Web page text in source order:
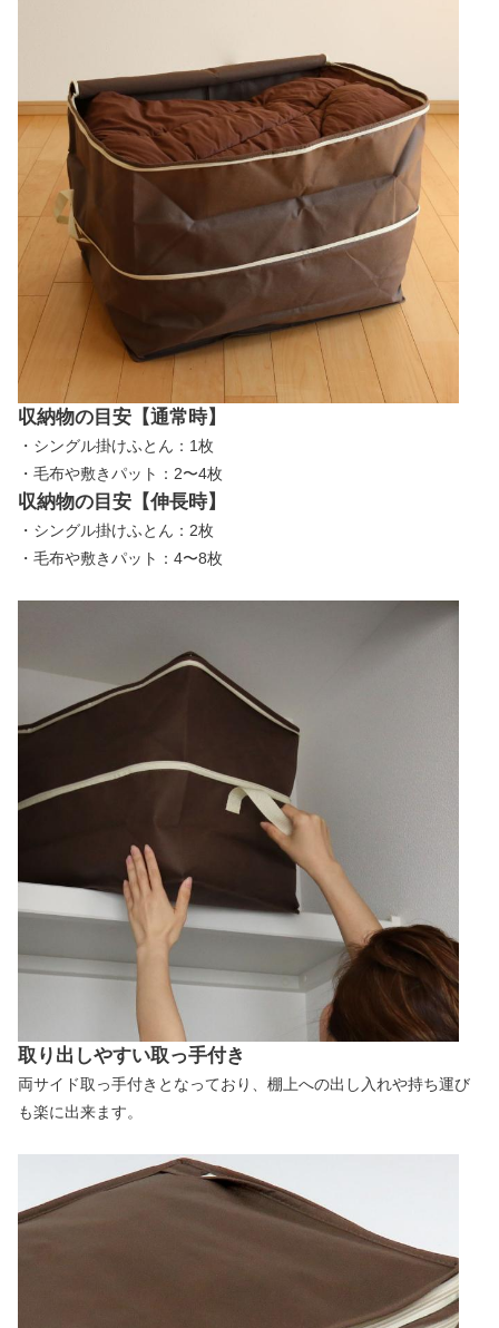
収納物の目安【通常時】
・シングル掛けふとん：1枚
・毛布や敷きパット：2〜4枚
収納物の目安【伸長時】
・シングル掛けふとん：2枚
・毛布や敷きパット：4〜8枚
取り出しやすい取っ手付き
両サイド取っ手付きとなっており、棚上への出し入れや持ち運び
も楽に出来ます。